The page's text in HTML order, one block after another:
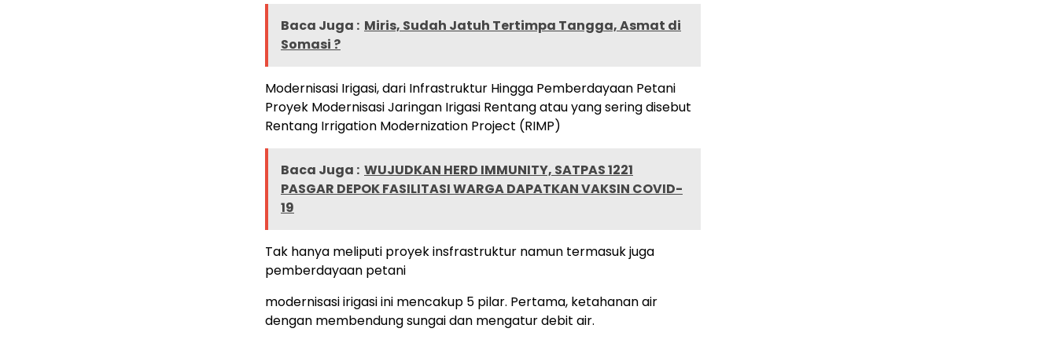
Baca Juga : Miris, Sudah Jatuh Tertimpa Tangga, Asmat di
Somasi ?
Modernisasi Irigasi, dari Infrastruktur Hingga Pemberdayaan Petani
Proyek Modernisasi Jaringan Irigasi Rentang atau yang sering disebut
Rentang Irrigation Modernization Project (RIMP)
Baca Juga : WUJUDKAN HERD IMMUNITY, SATPAS 1221
PASGAR DEPOK FASILITASI WARGA DAPATKAN VAKSIN COVID-
19
Tak hanya meliputi proyek insfrastruktur namun termasuk juga
pemberdayaan petani
modernisasi irigasi ini mencakup 5 pilar. Pertama, ketahanan air
dengan membendung sungai dan mengatur debit air.